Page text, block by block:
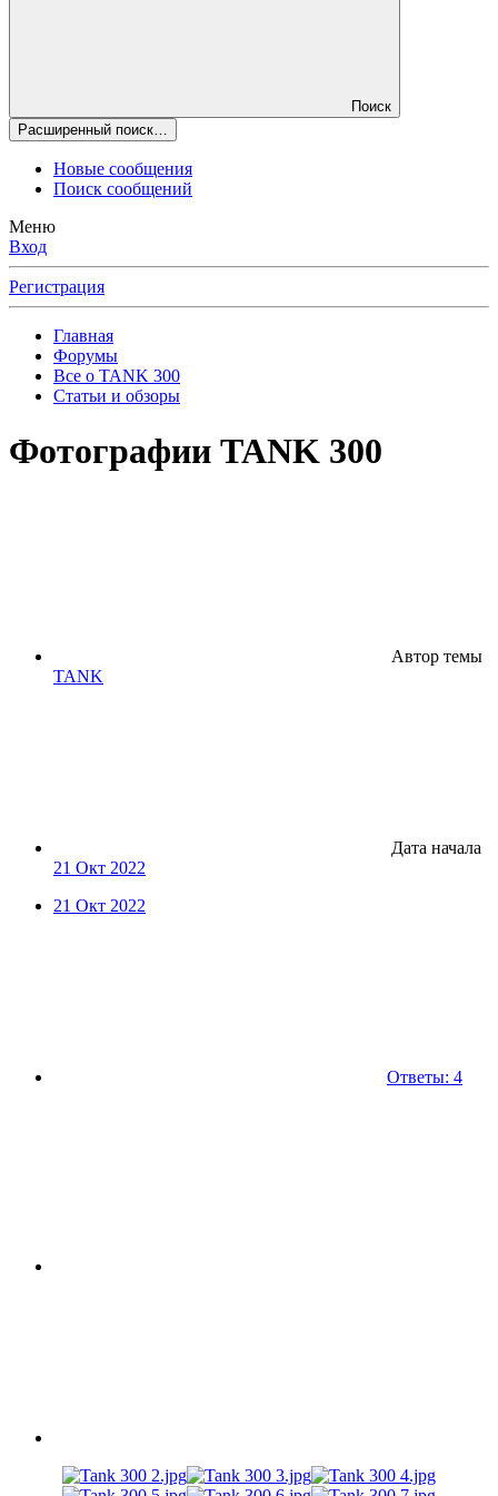
Поиск
Расширенный поиск…
Новые сообщения
Поиск сообщений
Меню
Вход
Регистрация
Главная
Форумы
Все о TANK 300
Статьи и обзоры
Фотографии TANK 300
Автор темы
TANK
Дата начала
21 Окт 2022
21 Окт 2022
Ответы: 4